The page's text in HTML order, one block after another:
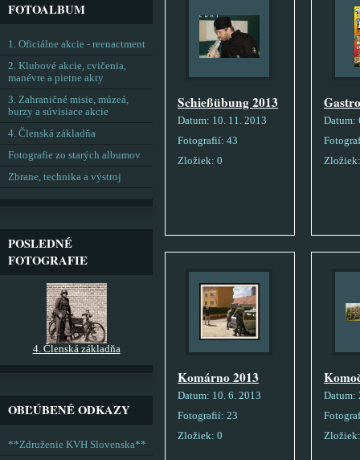
Schießübung 2013
Datum: 10. 11. 2013
Fotografií: 43
Zložiek: 0
Datum:
Komárno 2013
Datum: 10. 6. 2013
Fotografií: 23
Zložiek: 0
Datum:
FOTOALBUM
1. Oficiálne akcie - reenactment
2. Klubové akcie, cvičenia,
manévre a pietne akty
3. Zahraničné misie, múzeá,
burzy a súvisiace akcie
4. Členská základňa
Fotografie zo starých albumov
Zbrane, technika a výstroj
POSLEDNÉ
FOTOGRAFIE
4. Členská základňa
OBĽÚBENÉ ODKAZY
**Združenie KVH Slovenska**